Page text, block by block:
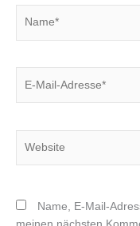
Mail-
Name, E-Mail-